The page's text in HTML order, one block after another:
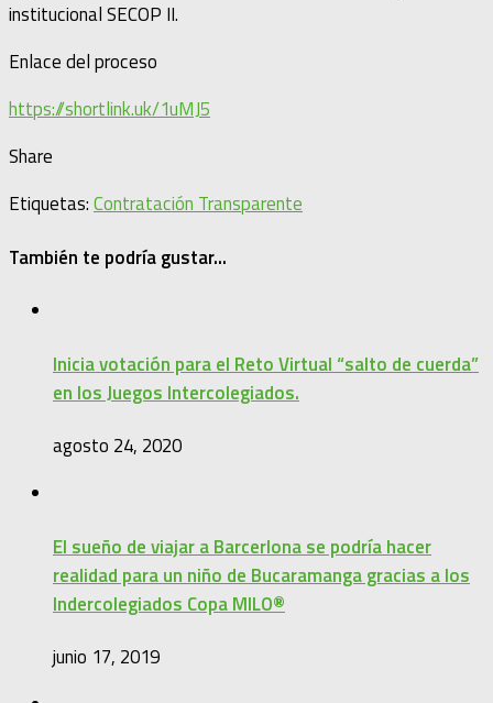
institucional SECOP II.
Enlace del proceso
https://shortlink.uk/1uMJ5
Share
Etiquetas:Contratación Transparente
También te podría gustar...
Inicia votación para el Reto Virtual “salto de cuerda”
en los Juegos Intercolegiados.
agosto 24, 2020
El sueño de viajar a Barcerlona se podría hacer
realidad para un niño de Bucaramanga gracias a los
Indercolegiados Copa MILO®
junio 17, 2019